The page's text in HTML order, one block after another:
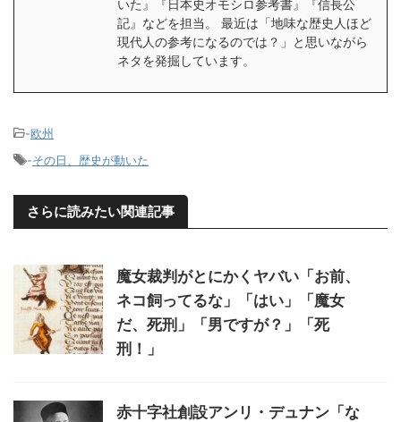
いた』『日本史オモシロ参考書』『信長公
記』などを担当。 最近は「地味な歴史人ほど
現代人の参考になるのでは？」と思いながら
ネタを発掘しています。
-欧州
-その日、歴史が動いた
さらに読みたい関連記事
魔女裁判がとにかくヤバい「お前、
ネコ飼ってるな」「はい」「魔女
だ、死刑」「男ですが？」「死
刑！」
赤十字社創設アンリ・デュナン「な